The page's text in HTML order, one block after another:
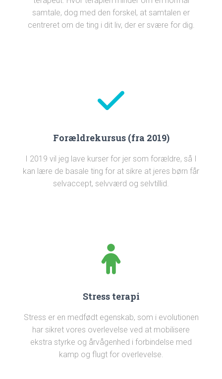
samtale, dog med den forskel, at samtalen er
centreret om de ting i dit liv, der er svære for dig.
Forældrekursus (fra 2019)
I 2019 vil jeg lave kurser for jer som forældre, så I
kan lære de basale ting for at sikre at jeres børn får
selvaccept, selvværd og selvtillid.
Stress terapi
Stress er en medfødt egenskab, som i evolutionen
har sikret vores overlevelse ved at mobilisere
ekstra styrke og årvågenhed i forbindelse med
kamp og flugt for overlevelse.